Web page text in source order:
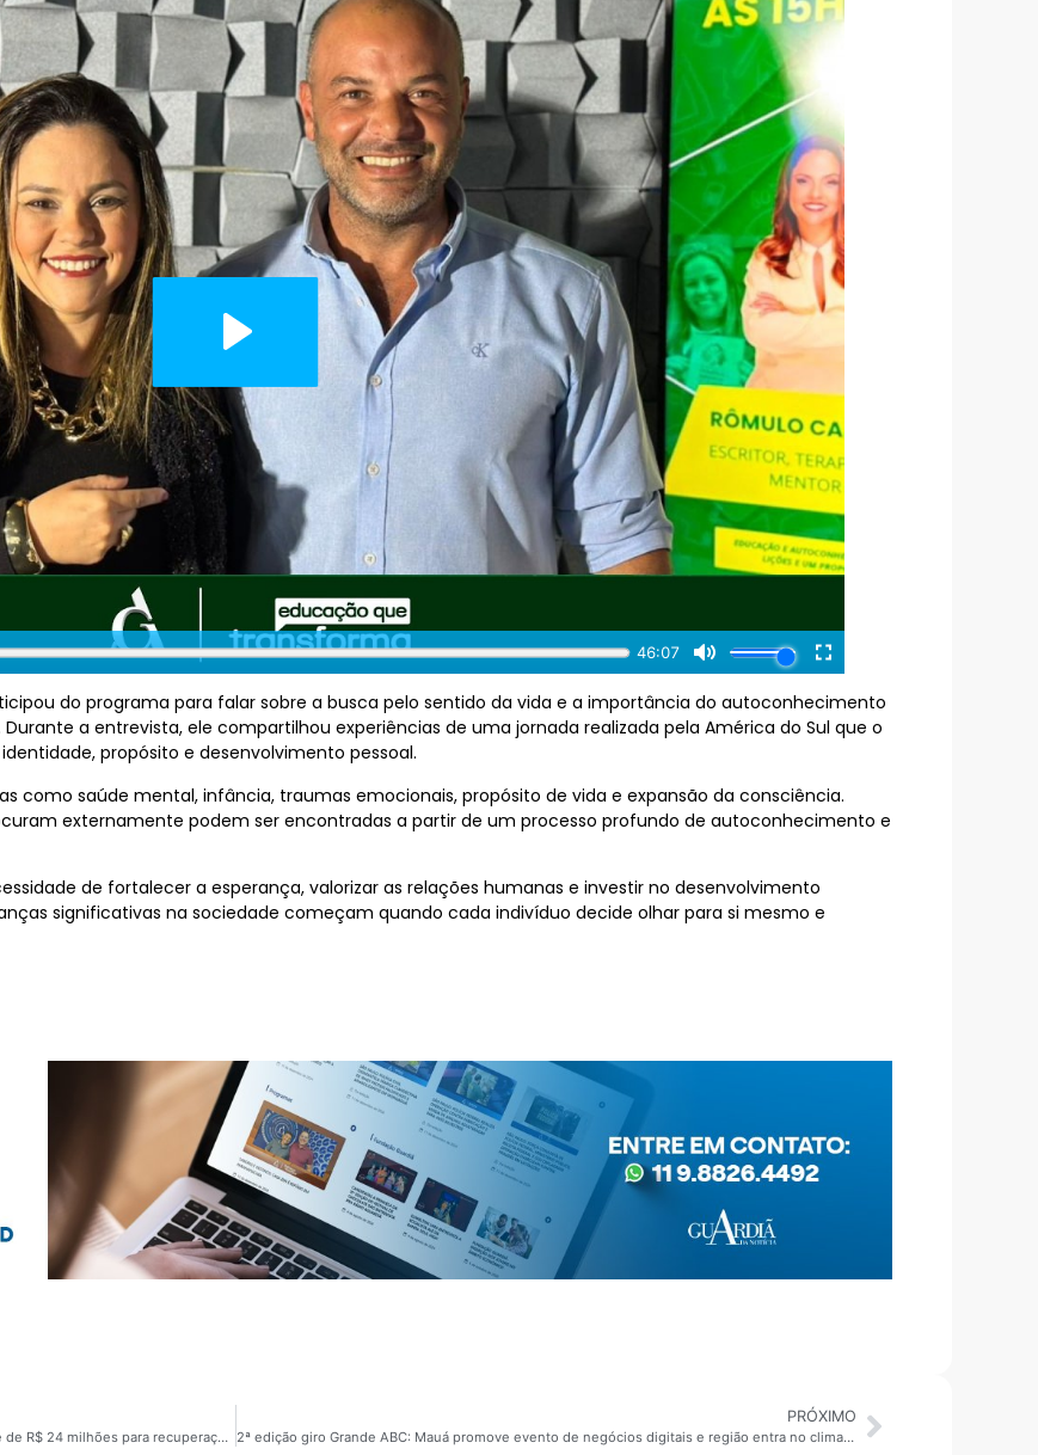
do programa para falar sobre a busca pelo sentido da vida e a importância do autoconhecimento
a entrevista, ele compartilhou experiências de uma jornada realizada pela América do Sul que o
propósito e desenvolvimento pessoal.
como saúde mental, infância, traumas emocionais, propósito de vida e expansão da consciência.
externamente podem ser encontradas a partir de um processo profundo de autoconhecimento e
de fortalecer a esperança, valorizar as relações humanas e investir no desenvolvimento
significativas na sociedade começam quando cada indivíduo decide olhar para si mesmo e
Governo de SP anuncia monitoramento por satélite e pacote de R$ 24 milhões para recuperação dos Rios Pinheiros e Tietê
PRÓXIMO
2ª edição giro Grande ABC: Mauá promove evento de negócios digitais e região entra no clima das festas juninas